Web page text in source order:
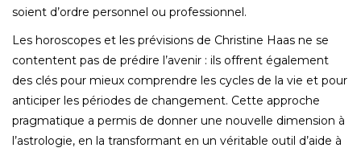
soient d’ordre personnel ou professionnel.
Les horoscopes et les prévisions de Christine Haas ne se
contentent pas de prédire l’avenir : ils offrent également
des clés pour mieux comprendre les cycles de la vie et pour
anticiper les périodes de changement. Cette approche
pragmatique a permis de donner une nouvelle dimension à
l’astrologie, en la transformant en un véritable outil d’aide à